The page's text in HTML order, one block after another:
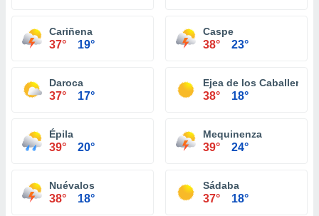
Cariñena
37° 19°
Caspe
38° 23°
Daroca
37° 17°
Ejea de los Caballeros
38° 18°
Épila
39° 20°
Mequinenza
39° 24°
Nuévalos
38° 18°
Sádaba
37° 18°